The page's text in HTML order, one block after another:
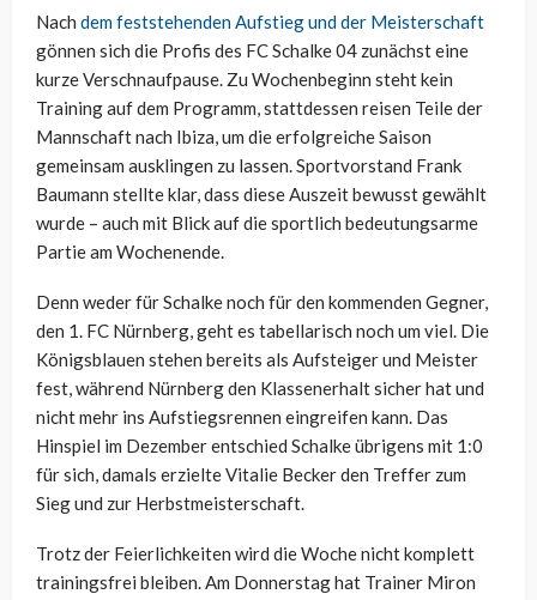
Nach dem feststehenden Aufstieg und der Meisterschaft
gönnen sich die Profis des FC Schalke 04 zunächst eine
kurze Verschnaufpause. Zu Wochenbeginn steht kein
Training auf dem Programm, stattdessen reisen Teile der
Mannschaft nach Ibiza, um die erfolgreiche Saison
gemeinsam ausklingen zu lassen. Sportvorstand Frank
Baumann stellte klar, dass diese Auszeit bewusst gewählt
wurde – auch mit Blick auf die sportlich bedeutungsarme
Partie am Wochenende.
Denn weder für Schalke noch für den kommenden Gegner,
den 1. FC Nürnberg, geht es tabellarisch noch um viel. Die
Königsblauen stehen bereits als Aufsteiger und Meister
fest, während Nürnberg den Klassenerhalt sicher hat und
nicht mehr ins Aufstiegsrennen eingreifen kann. Das
Hinspiel im Dezember entschied Schalke übrigens mit 1:0
für sich, damals erzielte Vitalie Becker den Treffer zum
Sieg und zur Herbstmeisterschaft.
Trotz der Feierlichkeiten wird die Woche nicht komplett
trainingsfrei bleiben. Am Donnerstag hat Trainer Miron